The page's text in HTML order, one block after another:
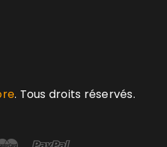
. Tous droits réservés.